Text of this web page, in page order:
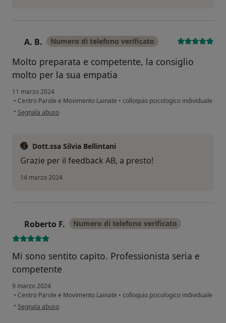
A. B. Numero di telefono verificato
Molto preparata e competente, la consiglio
molto per la sua empatia
11 marzo 2024
• Centro Parole e Movimento Lainate • colloquio psicologico individuale
• secondo l'opinione dell'utente A. B.
Segnala abuso
Dott.ssa Silvia Bellintani
Grazie per il feedback AB, a presto!
14 marzo 2024
Roberto F. Numero di telefono verificato
Mi sono sentito capito. Professionista seria e
competente
9 marzo 2024
• Centro Parole e Movimento Lainate • colloquio psicologico individuale
• secondo l'opinione dell'utente Roberto F.
Segnala abuso